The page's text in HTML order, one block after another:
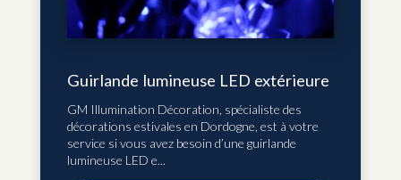
Guirlande lumineuse LED extérieure
GM Illumination Décoration, spécialiste des
décorations estivales en Dordogne, est à votre
service si vous avez besoin d’une guirlande
lumineuse LED e...